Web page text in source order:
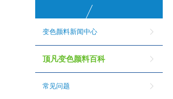
变色颜料新闻中心
顶凡变色颜料百科
常见问题